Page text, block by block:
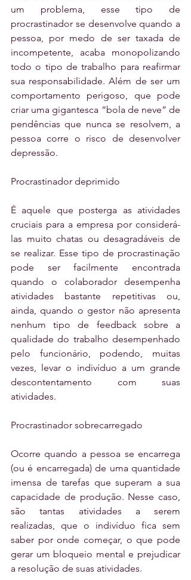
um problema, esse tipo de
procrastinador se desenvolve quando a
pessoa, por medo de ser taxada de
incompetente, acaba monopolizando
todo o tipo de trabalho para reafirmar
sua responsabilidade. Além de ser um
comportamento perigoso, que pode
criar uma gigantesca “bola de neve” de
pendências que nunca se resolvem, a
pessoa corre o risco de desenvolver
depressão.
Procrastinador deprimido
É aquele que posterga as atividades
cruciais para a empresa por considerá-
las muito chatas ou desagradáveis de
se realizar. Esse tipo de procrastinação
pode ser facilmente encontrada
quando o colaborador desempenha
atividades bastante repetitivas ou,
ainda, quando o gestor não apresenta
nenhum tipo de feedback sobre a
qualidade do trabalho desempenhado
pelo funcionário, podendo, muitas
vezes, levar o indivíduo a um grande
descontentamento com suas
atividades.
Procrastinador sobrecarregado
Ocorre quando a pessoa se encarrega
(ou é encarregada) de uma quantidade
imensa de tarefas que superam a sua
capacidade de produção. Nesse caso,
são tantas atividades a serem
realizadas, que o indivíduo fica sem
saber por onde começar, o que pode
gerar um bloqueio mental e prejudicar
a resolução de suas atividades.